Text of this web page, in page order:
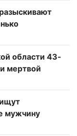
области 43-
мертвой
мужчину